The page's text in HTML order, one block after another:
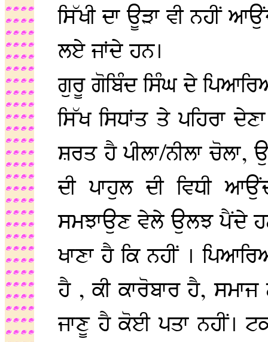
ਸਿੱਖੀ ਦਾ ਊੜਾ ਵੀ ਨਹੀਂ
ਲਏ ਜਾਂਦੇ ਹਨ।
ਗੁਰੂ ਗੋਬਿੰਦ ਸਿੰਘ ਦੇ
ਸਿੱਖ ਸਿਧਾਂਤ ਤੇ ਪਹਿਰਾ
ਸ਼ਰਤ ਹੈ ਪੀਲਾ/ਨੀਲਾ
ਦੀ ਪਾਹੁਲ ਦੀ ਵਿਧੀ
ਸਮਝਾਉਣ ਵੇਲੇ ਉਲਝ ਪੈਂਦੇ ਹਨ
ਖਾਣਾ ਹੈ ਕਿ ਨਹੀਂ ।
ਹੈ , ਕੀ ਕਾਰੋਬਾਰ ਹੈ,
ਜਾਣੂ ਹੈ ਕੋਈ ਪਤਾ ਨਹੀਂ।